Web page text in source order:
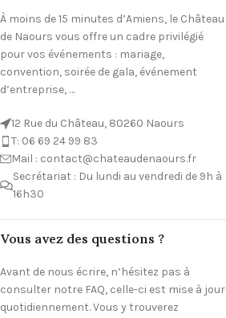
À moins de 15 minutes d’Amiens, le Château
de Naours vous offre un cadre privilégié
pour vos événements : mariage,
convention, soirée de gala, événement
d’entreprise, …
12 Rue du Château, 80260 Naours
T: 06 69 24 99 83
Mail : contact@chateaudenaours.fr
Secrétariat : Du lundi au vendredi de 9h à
16h30
Vous avez des questions ?
Avant de nous écrire, n’hésitez pas à
consulter notre FAQ, celle-ci est mise à jour
quotidiennement. Vous y trouverez